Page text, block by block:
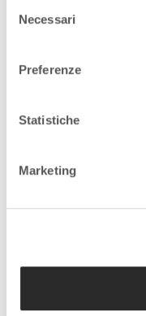
delNecessari
Preferenze
Statistiche
Marketing
Anche il presidente di
“Nel 2011 le imprese
2019 erano il 9,5%, nel
meno.Tuttavia fare
impatto personale e
imprenditori, Matteo
mercato energie,